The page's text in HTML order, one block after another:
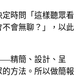
時問「這樣聽眾看
會無聊？」，以此
精簡、設計、呈
方法。所以做簡報